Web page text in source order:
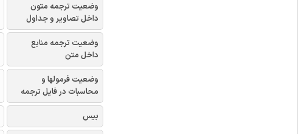
وضعیت ترجمه متون
داخل تصاویر و جداول
وضعیت ترجمه منابع
داخل متن
وضعیت فرمولها و
محاسبات در فایل ترجمه
بیس